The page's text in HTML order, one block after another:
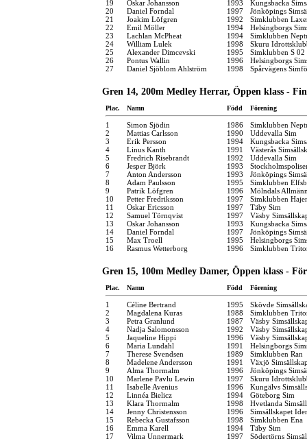
19 Oskar Johansson 1993
Kungsbacka
20
Daniel Forndal 1997
Jönköpings
21
Joakim Löfgren 1992
Simklubben
22
Emil Möller 1994
Helsingborgs
23
Lachlan McPheat 1994
Simklubben
24
William Lulek 1998
Skuru
25
Alexander Dimcevski 1995
Simklubben S 02
26
Pontus Wallin 1996
Helsingborgs
27
Daniel Sjöblom Ahlström 1998 Spårvägens
Gren 14, 200m Medley Herrar, Öppen klass -
Plac. Namn Född Förening
1 Simon Sjödin 1986
Simklubben
2
Mattias Carlsson 1990
Uddevalla Sim
3
Erik Persson 1994
Kungsbacka
4
Linus Kanth 1991
Västerås
5
Fredrich Risebrandt 1992
Uddevalla Sim
6
Jesper Björk 1993
7
Anton Andersson 1993
Jönköpings
8
Adam Paulsson 1995
Simklubben
9
Patrik Löfgren 1996
Mölndals
10
Petter Fredriksson 1997
Simklubben
11
Oskar Ericsson 1997
Täby Sim
12
Samuel Törnqvist 1997
Väsby
13
Oskar Johansson 1993
Kungsbacka
14
Daniel Forndal 1997
Jönköpings
15
Max Troell 1995
Helsingborgs
16
Rasmus Wetterborg 1996 Simklubben
Gren 15, 100m Medley Damer, Öppen klass -
Plac. Namn Född Förening
1 Céline Bertrand 1995
Skövde
2
Magdalena Kuras 1988
Simklubben
3
Petra Granlund 1987
Väsby
4
Nadja Salomonsson 1992
Väsby
5
Jaqueline Hippi 1996
Väsby
6
Maria Lundahl 1991
Helsingborgs
7
Therese Svendsen 1989
Simklubben Ran
8
Madelene Andersson 1991
Växjö
9
Alma Thormalm 1996
Jönköpings
10
Marlene Pavlu Lewin 1997
Skuru
11
Isabelle Avenius 1996
Kungälvs
12
Linnéa Bielicz 1994
Göteborg Sim
13
Klara Thormalm 1998
Hvetlanda
14
Jenny Christensson 1996
Simsällskapet
15
Rebecka Gustafsson 1998
Simklubben Ena
16
Emma Karell 1994
Täby Sim
17
Vilma Unnermark 1997 Södertörns